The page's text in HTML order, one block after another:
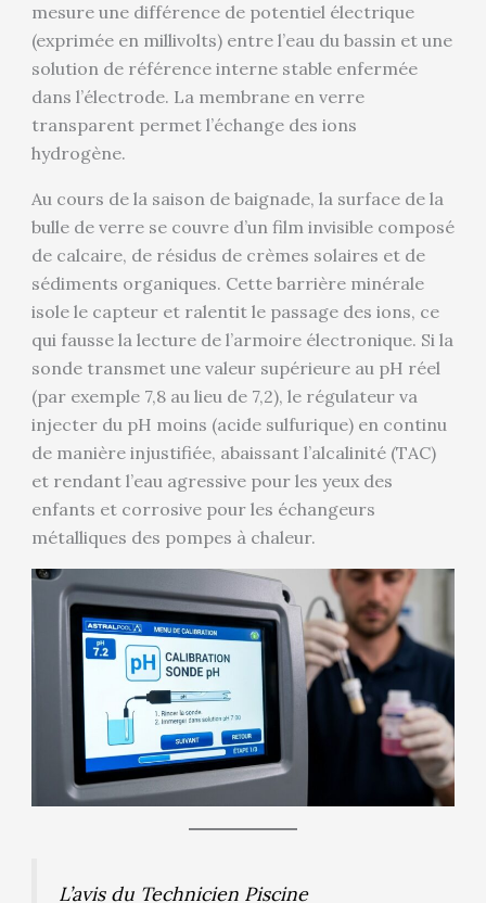
mesure une différence de potentiel électrique
(exprimée en millivolts) entre l’eau du bassin et une
solution de référence interne stable enfermée
dans l’électrode. La membrane en verre
transparent permet l’échange des ions
hydrogène.
Au cours de la saison de baignade, la surface de la
bulle de verre se couvre d’un film invisible composé
de calcaire, de résidus de crèmes solaires et de
sédiments organiques. Cette barrière minérale
isole le capteur et ralentit le passage des ions, ce
qui fausse la lecture de l’armoire électronique. Si la
sonde transmet une valeur supérieure au pH réel
(par exemple 7,8 au lieu de 7,2), le régulateur va
injecter du pH moins (acide sulfurique) en continu
de manière injustifiée, abaissant l’alcalinité (TAC)
et rendant l’eau agressive pour les yeux des
enfants et corrosive pour les échangeurs
métalliques des pompes à chaleur.
L’avis du Technicien Piscine